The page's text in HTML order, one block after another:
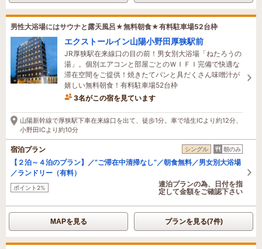
男性大浴場にはサウナと露天風呂★無料朝食★有料駐車場52台枠
エクストールイン山陽小野田厚狭駅前
JR厚狭駅在来線口の目の前！男女別大浴場「ねたろうの
湯」。個別エアコンと部屋ごとのＷＩＦＩ完備で快適な
滞在空間をご提供！焼きたてパンと具だくさん味噌汁が
嬉しい無料朝食！有料駐車場52台枠
3名がこの宿を見ています
49分前に予約されました
山陽新幹線で厚狭駅下車在来線口を出て、徒歩1分。車で埴生ICより約12分、
小野田ICより約10分
宿泊プラン シングル 朝のみ
【２泊～４泊のプラン】／”ご滞在中清掃なし”／朝食無料／男女別大浴場
／ランドリー（有料）
ポイント2%
連泊プランの為、日付を指
定して金額をご確認下さい
MAPを見る プランを見る(7件)